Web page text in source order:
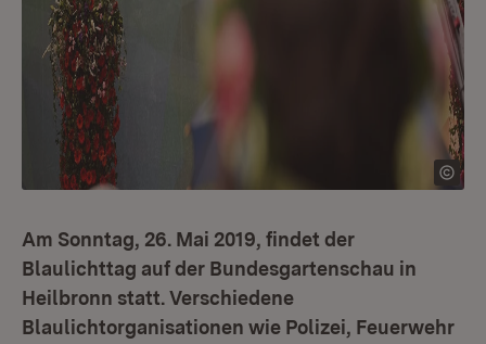
Am Sonntag, 26. Mai 2019, findet der
Blaulichttag auf der Bundesgartenschau in
Heilbronn statt. Verschiedene
Blaulichtorganisationen wie Polizei, Feuerwehr